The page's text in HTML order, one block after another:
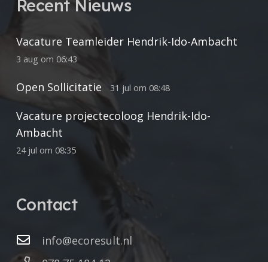
Recent Nieuws
Vacature Teamleider Hendrik-Ido-Ambacht
3 aug om 06:43
Open Sollicitatie 31 jul om 08:48
Vacature projectecoloog Hendrik-Ido-
Ambacht
24 jul om 08:35
Contact
info@ecoresult.nl